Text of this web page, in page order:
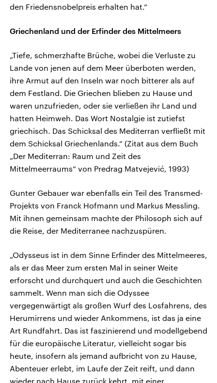
den Friedensnobelpreis erhalten hat.“
Griechenland und der Erfinder des Mittelmeers
„Tiefe, schmerzhafte Brüche, wobei die Verluste zu
Lande von jenen auf dem Meer überboten werden,
ihre Armut auf den Inseln war noch bitterer als auf
dem Festland. Die Griechen blieben zu Hause und
waren unzufrieden, oder sie verließen ihr Land und
hatten Heimweh. Das Wort Nostalgie ist zutiefst
griechisch. Das Schicksal des Mediterran verfließt mit
dem Schicksal Griechenlands.“ (Zitat aus dem Buch
„Der Mediterran: Raum und Zeit des
Mittelmeerraums“ von Predrag Matvejević, 1993)
Gunter Gebauer war ebenfalls ein Teil des Transmed-
Projekts von Franck Hofmann und Markus Messling.
Mit ihnen gemeinsam machte der Philosoph sich auf
die Reise, der Mediterranee nachzuspüren.
„Odysseus ist in dem Sinne Erfinder des Mittelmeeres,
als er das Meer zum ersten Mal in seiner Weite
erforscht und durchquert und auch die Geschichten
sammelt. Wenn man sich die Odyssee
vergegenwärtigt als großen Wurf des Losfahrens, des
Herumirrens und wieder Ankommens, ist das ja eine
Art Rundfahrt. Das ist faszinierend und modellgebend
für die europäische Literatur, vielleicht sogar bis
heute, insofern als jemand aufbricht von zu Hause,
Abenteuer erlebt, im Laufe der Zeit reift, und dann
wieder nach Hause zurück kehrt, mit einer